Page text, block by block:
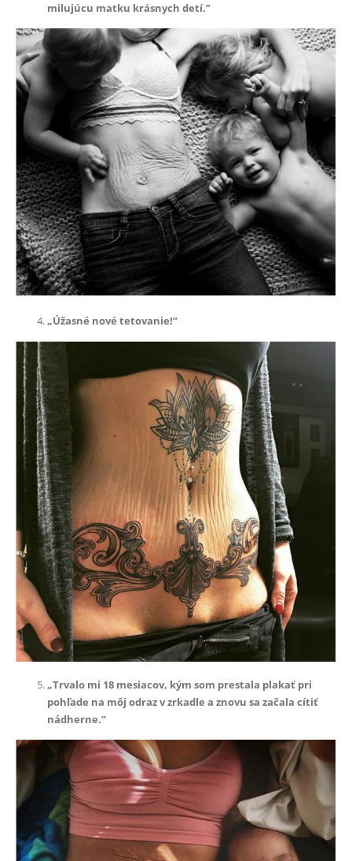
milujúcu matku krásnych detí.”
„Úžasné nové tetovanie!”
„Trvalo mi 18 mesiacov, kým som prestala plakať pri
pohľade na môj odraz v zrkadle a znovu sa začala cítiť
nádherne.”